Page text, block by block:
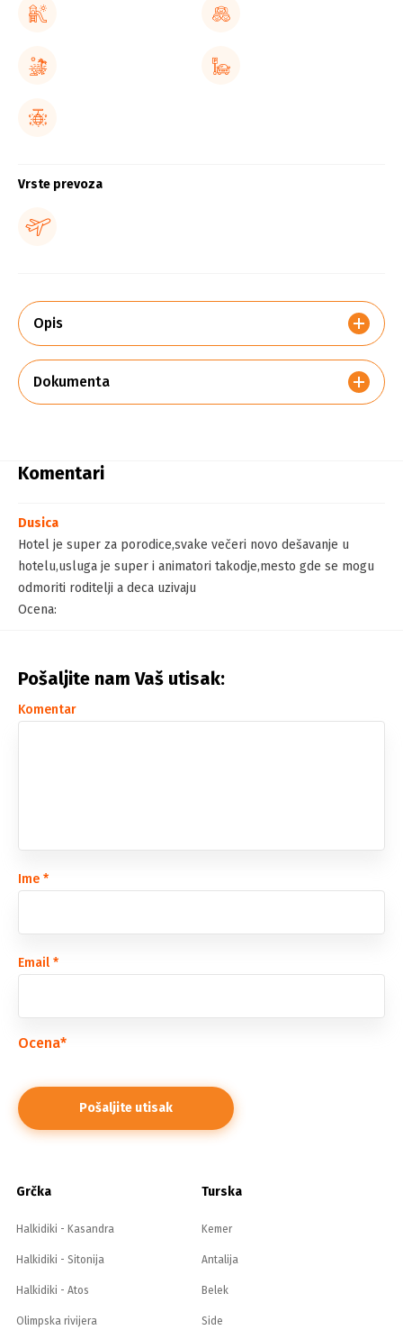
Vrste prevoza
Opis
Dokumenta
Komentari
Dusica
Hotel je super za porodice,svake večeri novo dešavanje u
hotelu,usluga je super i animatori takodje,mesto gde se mogu
odmoriti roditelji a deca uzivaju
Ocena:
Pošaljite nam Vaš utisak:
Komentar
Ime *
Email *
Ocena*
Grčka
Halkidiki - Kasandra
Halkidiki - Sitonija
Halkidiki - Atos
Olimpska rivijera
Turska
Kemer
Antalija
Belek
Side